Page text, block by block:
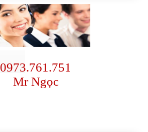
0973.761.751
Mr Ngọc